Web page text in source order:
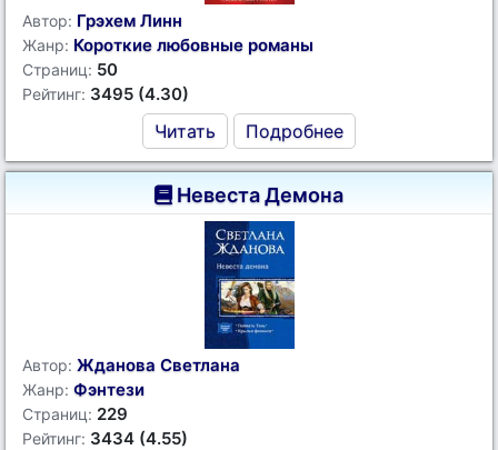
Автор: Грэхем Линн
Жанр: Короткие любовные романы
Страниц: 50
Рейтинг: 3495 (4.30)
Читать Подробнее
Невеста Демона
Автор: Жданова Светлана
Жанр: Фэнтези
Страниц: 229
Рейтинг: 3434 (4.55)